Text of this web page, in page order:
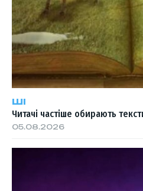
ШІ
Читачі частіше обирають
05.08.2026